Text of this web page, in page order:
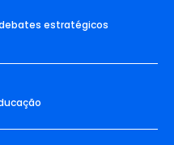
estratégicos